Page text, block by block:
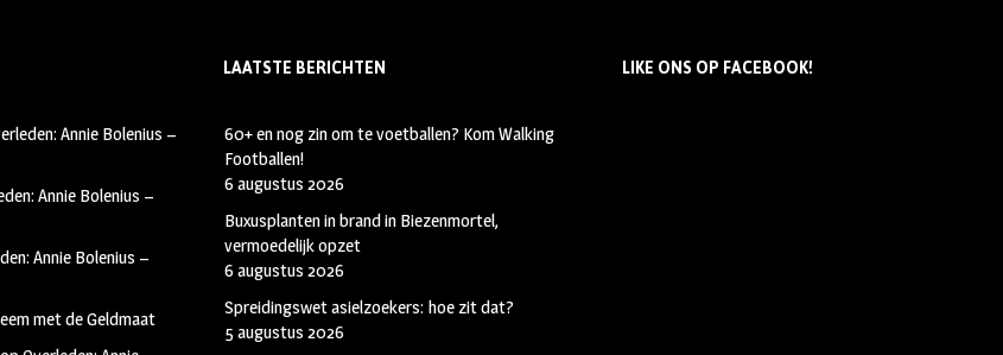
Annie Bolenius –
Annie Bolenius –
Annie Bolenius –
met de Geldmaat
LAATSTE BERICHTEN
60+ en nog zin om te voetballen? Kom Walking
Footballen!
6 augustus 2026
Buxusplanten in brand in Biezenmortel,
vermoedelijk opzet
6 augustus 2026
Spreidingswet asielzoekers: hoe zit dat?
5 augustus 2026
LIKE ONS OP FACEBOOK!